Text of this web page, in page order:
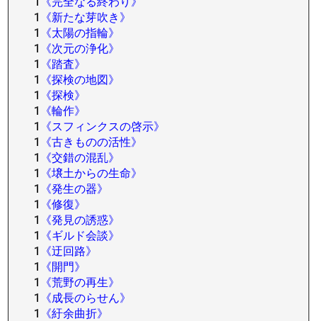
1
《新たな芽吹き》
1
《太陽の指輪》
1
《次元の浄化》
1
《踏査》
1
《探検の地図》
1
《探検》
1
《輪作》
1
《スフィンクスの啓示》
1
《古きものの活性》
1
《交錯の混乱》
1
《壌土からの生命》
1
《発生の器》
1
《修復》
1
《発見の誘惑》
1
《ギルド会談》
1
《迂回路》
1
《開門》
1
《荒野の再生》
1
《成長のらせん》
1
《紆余曲折》